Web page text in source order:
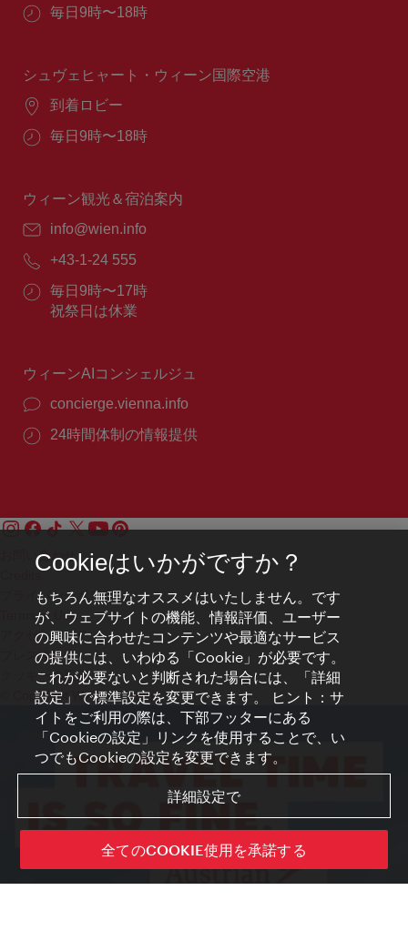
営
間：
毎日9時〜18時
シュヴェヒャート・ウィーン国際空港
場
到着ロビー
営
間：
毎日9時〜18時
ウィーン観光＆宿泊案内
E
ー
ル：
info@wien.info
電
番
号：
+43-1-24 555
営
業
毎日9時〜17時
祝祭日は休業
ウィーンAIコンシェルジュ
concierge.vienna.info
24時間体制の情報提供
お問い合わせ
Credits
プライバシーポリシー
Terms of Use
アクセシビリティ
プレス連絡先
クッキーの設定
© Copyright WienTourismus
Cookieはいかがですか？
もちろん無理なオススメはいたしません。です
が、ウェブサイトの機能、情報評価、ユーザー
の興味に合わせたコンテンツや最適なサービス
の提供には、いわゆる「Cookie」が必要です。
これが必要ないと判断された場合には、「詳細
設定」で標準設定を変更できます。 ヒント：サ
イトをご利用の際は、下部フッターにある
「Cookieの設定」リンクを使用することで、い
つでもCookieの設定を変更できます。
詳細設定で
全てのCOOKIE使用を承諾する